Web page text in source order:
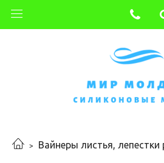
Вайнеры листья, лепестки